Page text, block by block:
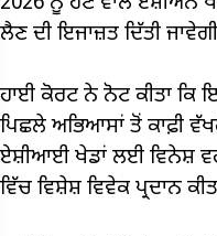
ਲੈਣ ਦੀ ਇਜਾਜ਼ਤ ਦਿੱਤੀ
ਹਾਈ ਕੋਰਟ ਨੇ ਨੋਟ ਕੀਤਾ ਕਿ
ਪਿਛਲੇ ਅਭਿਆਸਾਂ ਤੋਂ ਕਾਫ਼ੀ
ਏਸ਼ੀਆਈ ਖੇਡਾਂ ਲਈ ਵਿਨੇਸ਼
ਵਿੱਚ ਵਿਸ਼ੇਸ਼ ਵਿਵੇਕ ਪ੍ਰਦਾਨ